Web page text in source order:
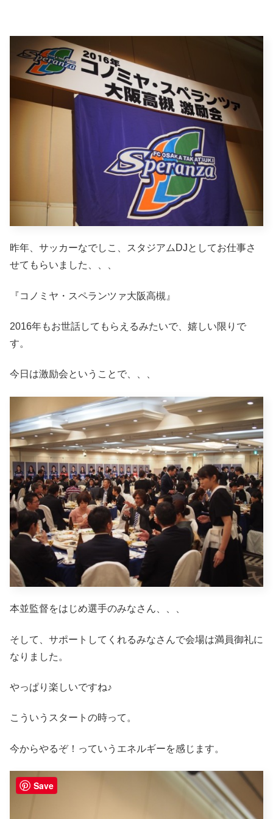
昨年、サッカーなでしこ、スタジアムDJとしてお仕事さ
せてもらいました、、、
『コノミヤ・スペランツァ大阪高槻』
2016年もお世話してもらえるみたいで、嬉しい限りで
す。
今日は激励会ということで、、、
本並監督をはじめ選手のみなさん、、、
そして、サポートしてくれるみなさんで会場は満員御礼に
なりました。
やっぱり楽しいですね♪
こういうスタートの時って。
今からやるぞ！っていうエネルギーを感じます。
Save